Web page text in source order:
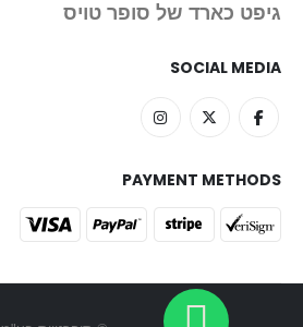
גיפט כארד של סופר טויס
SOCIAL MEDIA
PAYMENT METHODS